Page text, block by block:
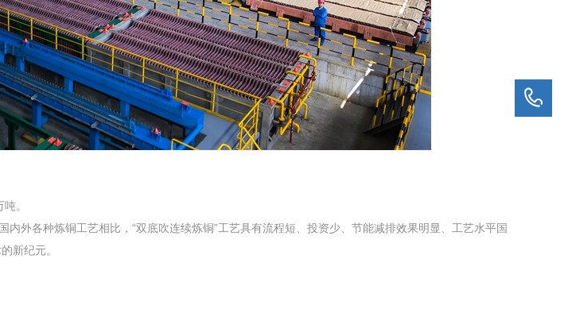
。
各种炼铜工艺相比，“双底吹连续炼铜”工艺具有流程短、投资少、节能减排效果明显、工艺水平国
新纪元。